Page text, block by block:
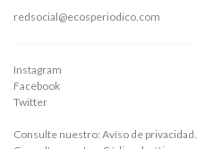
redsocial@ecosperiodico.com
Instagram
Facebook
Twitter
Consulte nuestro: Avíso de privacidad.